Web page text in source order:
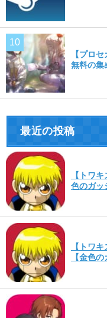
【プロ
無料の集
最近の投稿
【トワ
色のガッ
【トワ
【金色